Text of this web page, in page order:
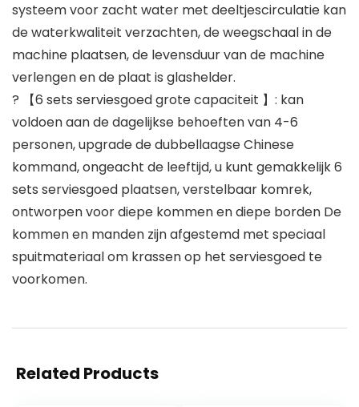
systeem voor zacht water met deeltjescirculatie kan
de waterkwaliteit verzachten, de weegschaal in de
machine plaatsen, de levensduur van de machine
verlengen en de plaat is glashelder.
? 【6 sets serviesgoed grote capaciteit 】: kan
voldoen aan de dagelijkse behoeften van 4-6
personen, upgrade de dubbellaagse Chinese
kommand, ongeacht de leeftijd, u kunt gemakkelijk 6
sets serviesgoed plaatsen, verstelbaar komrek,
ontworpen voor diepe kommen en diepe borden De
kommen en manden zijn afgestemd met speciaal
spuitmateriaal om krassen op het serviesgoed te
voorkomen.
Related Products